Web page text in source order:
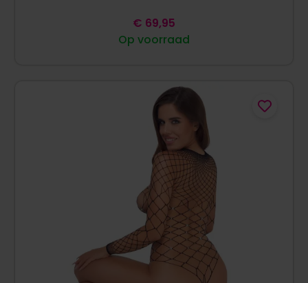
Op voorraad
€ 69,95